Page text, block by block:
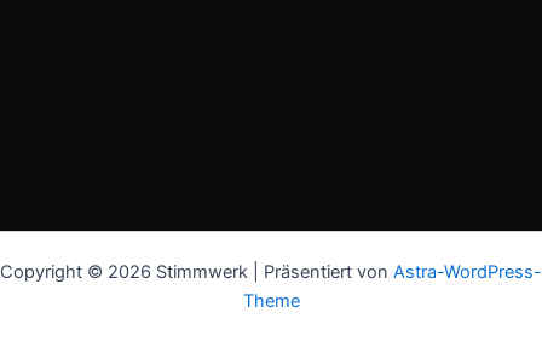
Copyright © 2026 Stimmwerk | Präsentiert von Astra-WordPress-
Theme